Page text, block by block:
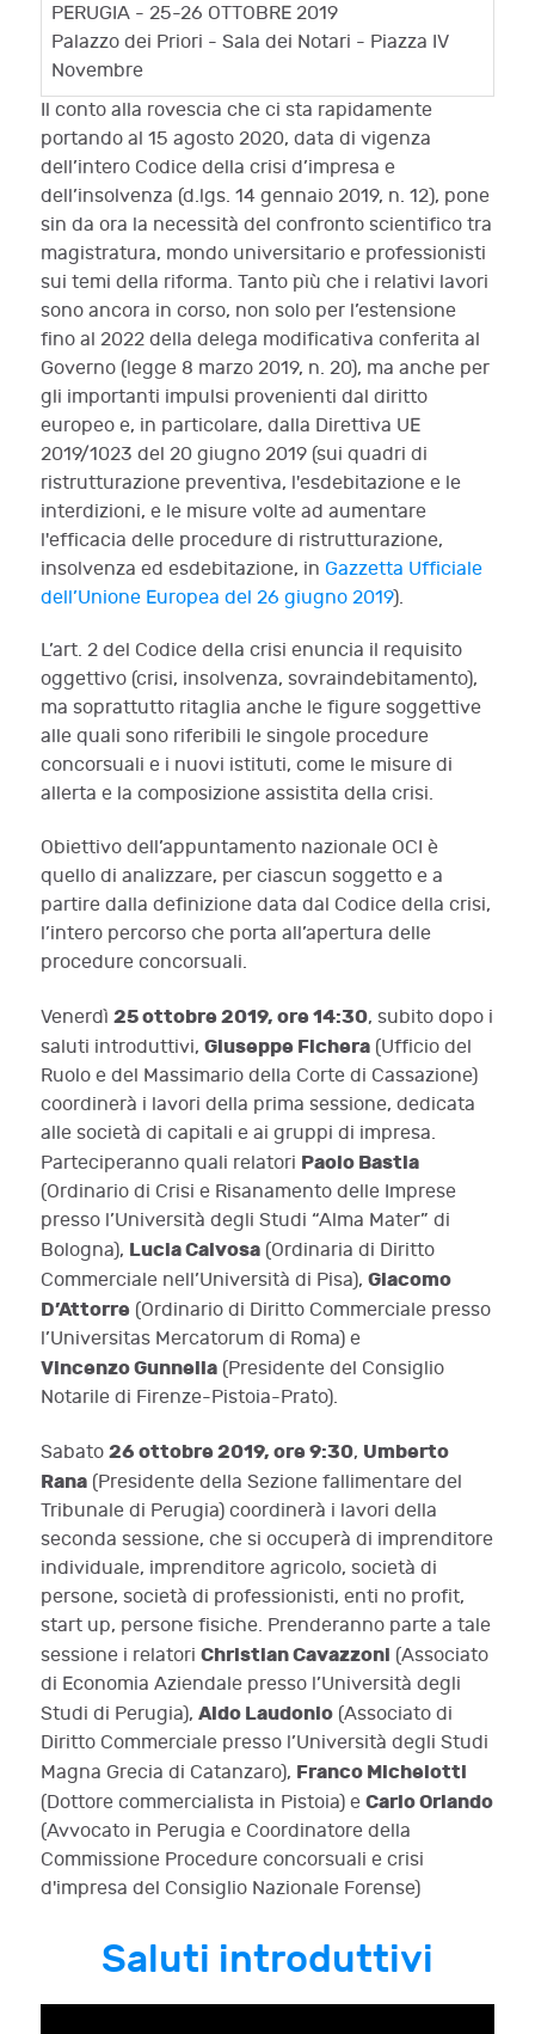
PERUGIA - 25-26 OTTOBRE 2019
Palazzo dei Priori - Sala dei Notari - Piazza IV
Novembre
Il conto alla rovescia che ci sta rapidamente
portando al 15 agosto 2020, data di vigenza
dell’intero Codice della crisi d’impresa e
dell’insolvenza (d.lgs. 14 gennaio 2019, n. 12), pone
sin da ora la necessità del confronto scientifico tra
magistratura, mondo universitario e professionisti
sui temi della riforma. Tanto più che i relativi lavori
sono ancora in corso, non solo per l’estensione
fino al 2022 della delega modificativa conferita al
Governo (legge 8 marzo 2019, n. 20), ma anche per
gli importanti impulsi provenienti dal diritto
europeo e, in particolare, dalla Direttiva UE
2019/1023 del 20 giugno 2019 (sui quadri di
ristrutturazione preventiva, l'esdebitazione e le
interdizioni, e le misure volte ad aumentare
l'efficacia delle procedure di ristrutturazione,
insolvenza ed esdebitazione, in Gazzetta Ufficiale
dell’Unione Europea del 26 giugno 2019).
L’art. 2 del Codice della crisi enuncia il requisito
oggettivo (crisi, insolvenza, sovraindebitamento),
ma soprattutto ritaglia anche le figure soggettive
alle quali sono riferibili le singole procedure
concorsuali e i nuovi istituti, come le misure di
allerta e la composizione assistita della crisi.
Obiettivo dell’appuntamento nazionale OCI è
quello di analizzare, per ciascun soggetto e a
partire dalla definizione data dal Codice della crisi,
l’intero percorso che porta all’apertura delle
procedure concorsuali.
Venerdì 25 ottobre 2019, ore 14:30, subito dopo i
saluti introduttivi, Giuseppe Fichera (Ufficio del
Ruolo e del Massimario della Corte di Cassazione)
coordinerà i lavori della prima sessione, dedicata
alle società di capitali e ai gruppi di impresa.
Parteciperanno quali relatori Paolo Bastia
(Ordinario di Crisi e Risanamento delle Imprese
presso l’Università degli Studi “Alma Mater” di
Bologna), Lucia Calvosa (Ordinaria di Diritto
Commerciale nell’Università di Pisa), Giacomo
D’Attorre (Ordinario di Diritto Commerciale presso
l’Universitas Mercatorum di Roma) e
Vincenzo Gunnella (Presidente del Consiglio
Notarile di Firenze-Pistoia-Prato).
Sabato 26 ottobre 2019, ore 9:30, Umberto
Rana (Presidente della Sezione fallimentare del
Tribunale di Perugia) coordinerà i lavori della
seconda sessione, che si occuperà di imprenditore
individuale, imprenditore agricolo, società di
persone, società di professionisti, enti no profit,
start up, persone fisiche. Prenderanno parte a tale
sessione i relatori Christian Cavazzoni (Associato
di Economia Aziendale presso l’Università degli
Studi di Perugia), Aldo Laudonio (Associato di
Diritto Commerciale presso l’Università degli Studi
Magna Grecia di Catanzaro), Franco Michelotti
(Dottore commercialista in Pistoia) e Carlo Orlando
(Avvocato in Perugia e Coordinatore della
Commissione Procedure concorsuali e crisi
d'impresa del Consiglio Nazionale Forense)
Saluti introduttivi